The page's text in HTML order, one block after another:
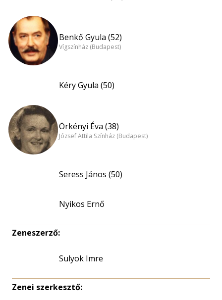
Benkő Gyula (52)
Vígszínház (Budapest)
Kéry Gyula (50)
Örkényi Éva (38)
József Attila Színház (Budapest)
Seress János (50)
Nyikos Ernő
Zeneszerző:
Sulyok Imre
Zenei szerkesztő: